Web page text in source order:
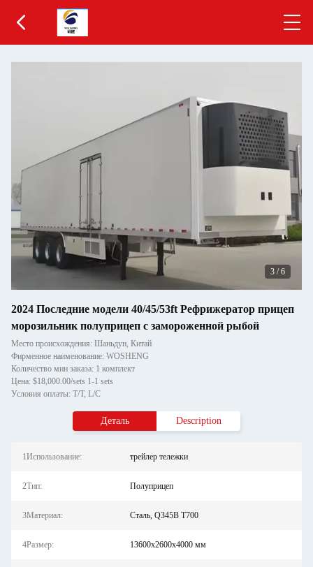
3 /6
2024 Последние модели 40/45/53ft Рефрижератор прицеп
морозильник полуприцеп с замороженной рыбой
Место происхождения: Шаньдун, Китай
Фирменное наименование: WOSHENG
Количество мин заказа: 1 комплект
Цена: $18,000.00/sets 1-1 sets
Условия оплаты: T/T, L/C
Деталь Description
1Использование: трейлер тележки
2Тип: Полуприцеп
3Материал: Сталь, Q345B T700
4Размер: 13600х2600х4000 мм